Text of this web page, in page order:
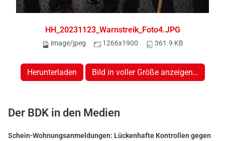
HH_20231123_Warnstreik_Foto4.JPG
image/jpeg 1266x1900 361.9 KB
Herunterladen Bild in voller Größe anzeigen…
Der BDK in den Medien
Schein-Wohnungsanmeldungen: Lückenhafte Kontrollen gegen